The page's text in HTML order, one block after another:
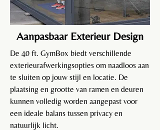
Aanpasbaar Exterieur Design
De 40 ft. GymBox biedt verschillende
exterieurafwerkingsopties om naadloos aan
te sluiten op jouw stijl en locatie. De
plaatsing en grootte van ramen en deuren
kunnen volledig worden aangepast voor
een ideale balans tussen privacy en
natuurlijk licht.